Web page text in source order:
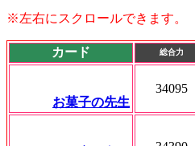
※左右にスクロールできます。
カード 総合力
お菓子の先生
34095